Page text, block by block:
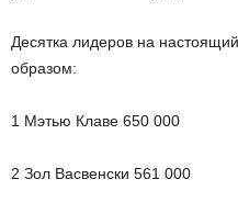
Десятка лидеров на
образом:
1 Мэтью Клаве 650 000
2 Зол Васвенски 561 000